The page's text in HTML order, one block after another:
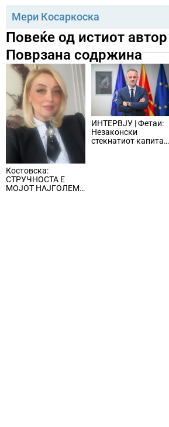
Мери Косаркоска
Повеќе од истиот автор
Поврзана содржина
Костовска:
СТРУЧНОСТА Е
МОЈОТ НАЈГОЛЕМ
ИНТЕРВЈУ | Фетаи:
Незаконски
стекнатиот капитал